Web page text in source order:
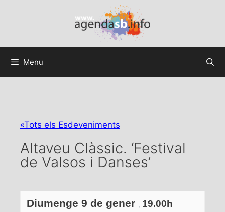
Menu
«Tots els Esdeveniments
Altaveu Clàssic. ‘Festival
de Valsos i Danses’
Diumenge 9 de gener , 19.00h